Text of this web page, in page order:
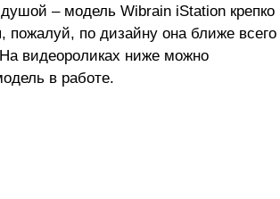
– модель Wibrain iStation крепко
пожалуй, по дизайну она ближе всего
видеороликах ниже можно
в работе.